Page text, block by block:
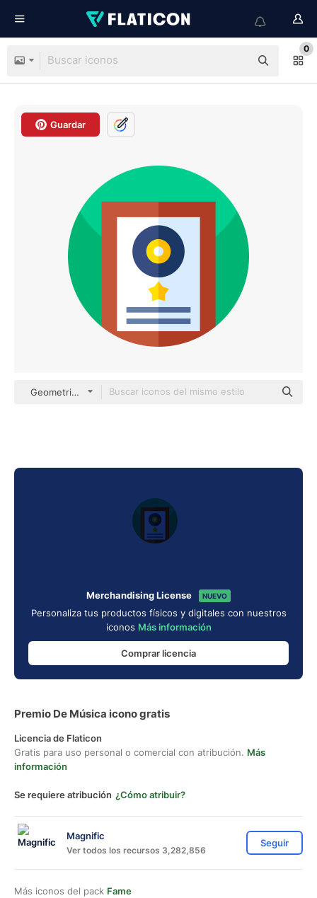
0
Guardar
Geometric Flat Circular Flat
Merchandising License NUEVO
Personaliza tus productos físicos y digitales con nuestros
iconos Más información
Comprar licencia
Premio De Música icono gratis
Licencia de Flaticon
Gratis para uso personal o comercial con atribución. Más
información
Se requiere atribución ¿Cómo atribuir?
Magnific
Ver todos los recursos 3,282,856
Seguir
Más iconos del pack Fame